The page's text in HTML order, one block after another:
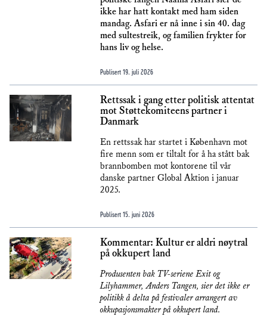
ikke har hatt kontakt med ham siden
mandag. Asfari er nå inne i sin 40. dag
med sultestreik, og familien frykter for
hans liv og helse.
Publisert 19. juli 2026
Rettssak i gang etter politisk attentat
mot Støttekomiteens partner i
Danmark
En rettssak har startet i København mot
fire menn som er tiltalt for å ha stått bak
brannbomben mot kontorene til vår
danske partner Global Aktion i januar
2025.
Publisert 15. juni 2026
Kommentar: Kultur er aldri nøytral
på okkupert land
Produsenten bak TV-seriene Exit og
Lilyhammer, Anders Tangen, sier det ikke er
politikk å delta på festivaler arrangert av
okkupasjonsmakter på okkupert land.